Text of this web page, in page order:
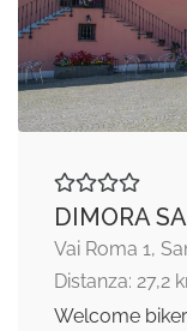
DIMORA
Vai Roma 1,
Distanza: 27,2
Welcome